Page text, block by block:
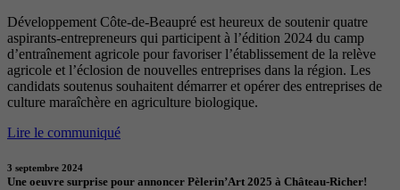
Développement Côte-de-Beaupré est heureux de soutenir quatre
aspirants-entrepreneurs qui participent à l’édition 2024 du camp
d’entraînement agricole pour favoriser l’établissement de la relève
agricole et l’éclosion de nouvelles entreprises dans la région. Les
candidats soutenus souhaitent démarrer et opérer des entreprises de
culture maraîchère en agriculture biologique.
Lire le communiqué
3 septembre 2024
Une oeuvre surprise pour annoncer Pèlerin’Art 2025 à Château-Richer!